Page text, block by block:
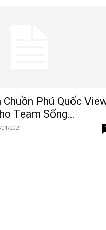
Chuồn Phú Quốc
Team Sống...
2021